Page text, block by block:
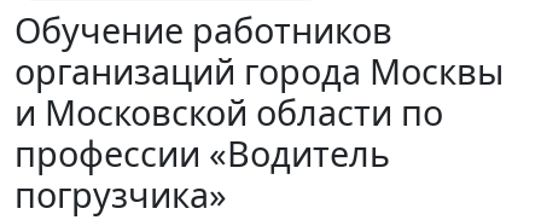
Обучение работников
организаций города Москвы
и Московской области по
профессии «Водитель
погрузчика»